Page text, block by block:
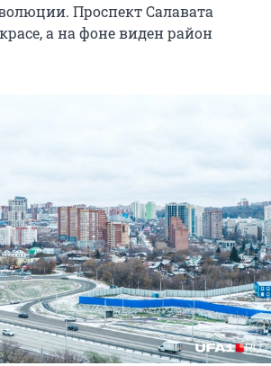
Проспект Салавата
а на фоне виден район